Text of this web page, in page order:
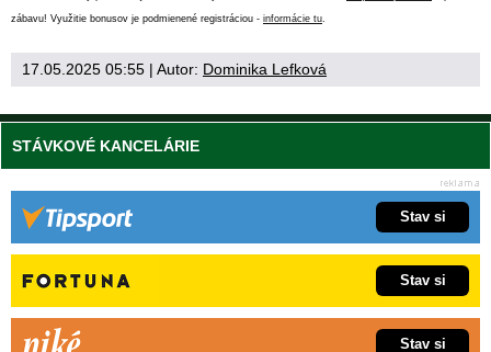
zábavu! Využitie bonusov je podmienené registráciou - informácie tu.
17.05.2025 05:55 | Autor: Dominika Lefková
STÁVKOVÉ KANCELÁRIE
Stav si
Stav si
Stav si